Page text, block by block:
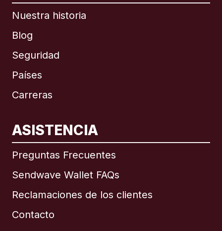
Nuestra historia
Blog
Seguridad
Países
Carreras
ASISTENCIA
Preguntas Frecuentes
Sendwave Wallet FAQs
Reclamaciones de los clientes
Contacto
Internacional English
Brasil